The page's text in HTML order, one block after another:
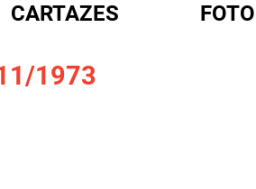
CARTAZES
1973DE BUSCA